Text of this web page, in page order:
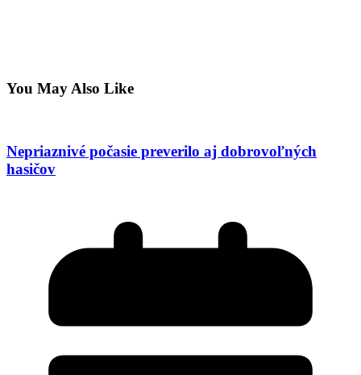
You May Also Like
Nepriaznivé počasie preverilo aj dobrovoľných
hasičov